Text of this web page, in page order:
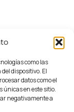
como las
dispositivo. El
datos como el
únicas en este sitio.
negativamente a